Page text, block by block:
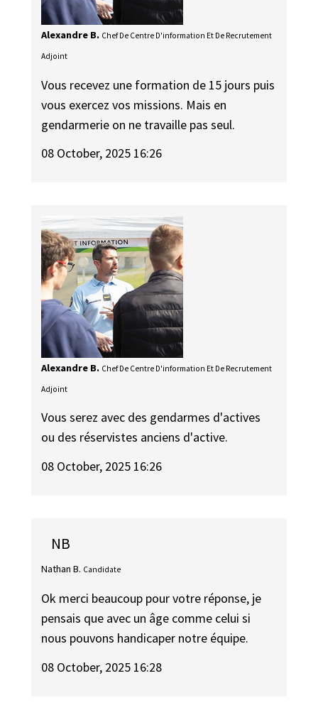
Alexandre B. Chef De Centre D'information Et De Recrutement
Adjoint
Vous recevez une formation de 15 jours puis
vous exercez vos missions. Mais en
gendarmerie on ne travaille pas seul.
08 October, 2025 16:26
Alexandre B. Chef De Centre D'information Et De Recrutement
Adjoint
Vous serez avec des gendarmes d'actives
ou des réservistes anciens d'active.
08 October, 2025 16:26
NB
Nathan B. Candidate
Ok merci beaucoup pour votre réponse, je
pensais que avec un âge comme celui si
nous pouvons handicaper notre équipe.
08 October, 2025 16:28